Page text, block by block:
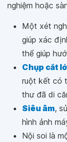
nghiệm hoặc
Một xét
giúp xác
thể giúp
Chụp cắt
ruột kết có
thư đã di
Siêu âm,
hình ảnh
Nội soi là